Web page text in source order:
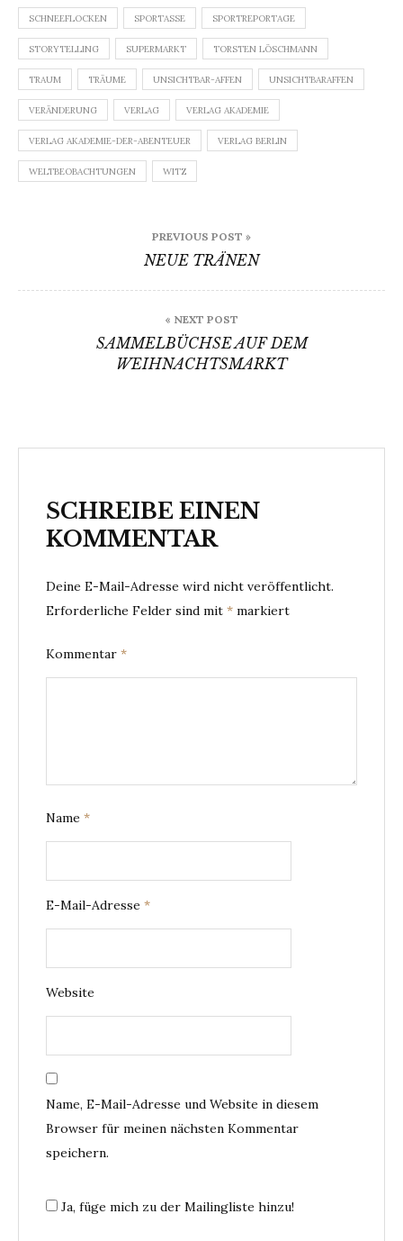
SCHNEEFLOCKEN SPORTASSE SPORTREPORTAGE
STORYTELLING SUPERMARKT TORSTEN LÖSCHMANN
TRAUM TRÄUME UNSICHTBAR-AFFEN UNSICHTBARAFFEN
VERÄNDERUNG VERLAG VERLAG AKADEMIE
VERLAG AKADEMIE-DER-ABENTEUER VERLAG BERLIN
WELTBEOBACHTUNGEN WITZ
PREVIOUS POST »
NEUE TRÄNEN
« NEXT POST
SAMMELBÜCHSE AUF DEM
WEIHNACHTSMARKT
SCHREIBE EINEN
KOMMENTAR
Deine E-Mail-Adresse wird nicht veröffentlicht.
Erforderliche Felder sind mit * markiert
Kommentar *
Name *
E-Mail-Adresse *
Website
Name, E-Mail-Adresse und Website in diesem
Browser für meinen nächsten Kommentar
speichern.
Ja, füge mich zu der Mailingliste hinzu!